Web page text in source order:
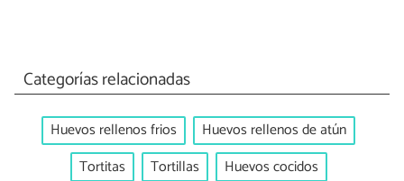
Categorías relacionadas
Huevos rellenos frios
Huevos rellenos de atún
Tortitas
Tortillas
Huevos cocidos